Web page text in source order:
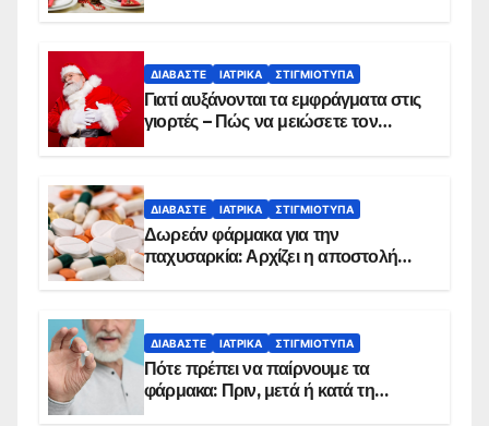
ΔΙΑΒΆΣΤΕ ΙΑΤΡΙΚΆ ΣΤΙΓΜΙΌΤΥΠΑ
Γιατί αυξάνονται τα εμφράγματα στις
γιορτές – Πώς να μειώσετε τον
ΔΙΑΒΆΣΤΕ ΙΑΤΡΙΚΆ ΣΤΙΓΜΙΌΤΥΠΑ
Δωρεάν φάρμακα για την
παχυσαρκία: Αρχίζει η αποστολή
ΔΙΑΒΆΣΤΕ ΙΑΤΡΙΚΆ ΣΤΙΓΜΙΌΤΥΠΑ
Πότε πρέπει να παίρνουμε τα
φάρμακα: Πριν, μετά ή κατά τη